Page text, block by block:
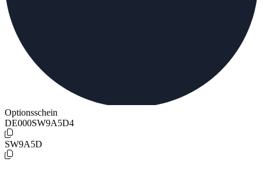
Optionsschein
DE000SW9A5D4
SW9A5D